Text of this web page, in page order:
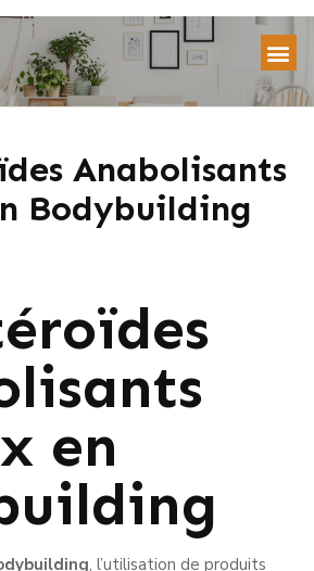
Anabolisants
Bodybuilding
en
, l’utilisation de produits